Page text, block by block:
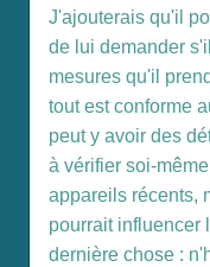
J'ajouterais qu'il
de lui demander
mesures qu'il
tout est conforme
peut y avoir des
à vérifier soi-
appareils récents,
pourrait influencer
dernière chose :